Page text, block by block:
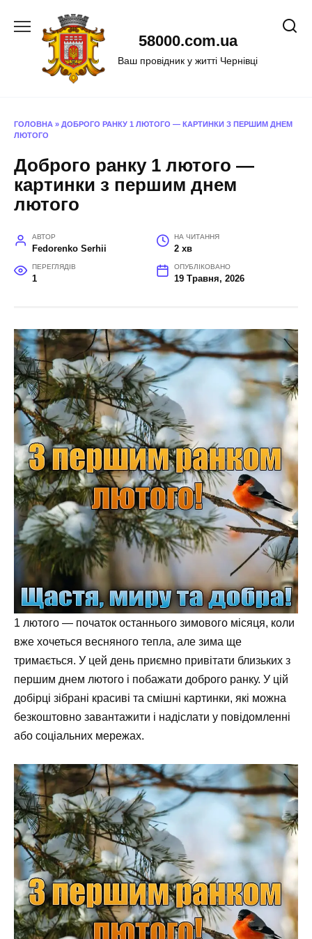
58000.com.ua
Ваш провідник у житті Чернівці
ГОЛОВНА » ДОБРОГО РАНКУ 1 ЛЮТОГО — КАРТИНКИ З ПЕРШИМ ДНЕМ
ЛЮТОГО
Доброго ранку 1 лютого —
картинки з першим днем
лютого
АВТОР
Fedorenko Serhii
НА ЧИТАННЯ
2 хв
ПЕРЕГЛЯДІВ
1
ОПУБЛІКОВАНО
19 Травня, 2026
1 лютого — початок останнього зимового місяця, коли
вже хочеться весняного тепла, але зима ще
тримається. У цей день приємно привітати близьких з
першим днем лютого і побажати доброго ранку. У цій
добірці зібрані красиві та смішні картинки, які можна
безкоштовно завантажити і надіслати у повідомленні
або соціальних мережах.